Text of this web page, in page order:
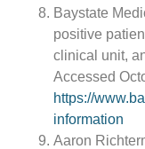
Baystate
positive
clinical unit,
Accessed
https://
information
Aaron